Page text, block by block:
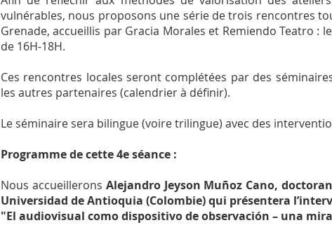
vulnérables, nous proposons une série de trois rencontres
Grenade, accueillis par Gracia Morales et Remiendo Teatro :
de 16H-18H.
Ces rencontres locales seront complétées par des
les autres partenaires (calendrier à définir).
Le séminaire sera bilingue (voire trilingue) avec des
Programme de cette 4e séance :
Nous accueillerons Alejandro Jeyson Muñoz Cano,
Universidad de Antioquia (Colombie) qui présentera
"El audiovisual como dispositivo de observación – una